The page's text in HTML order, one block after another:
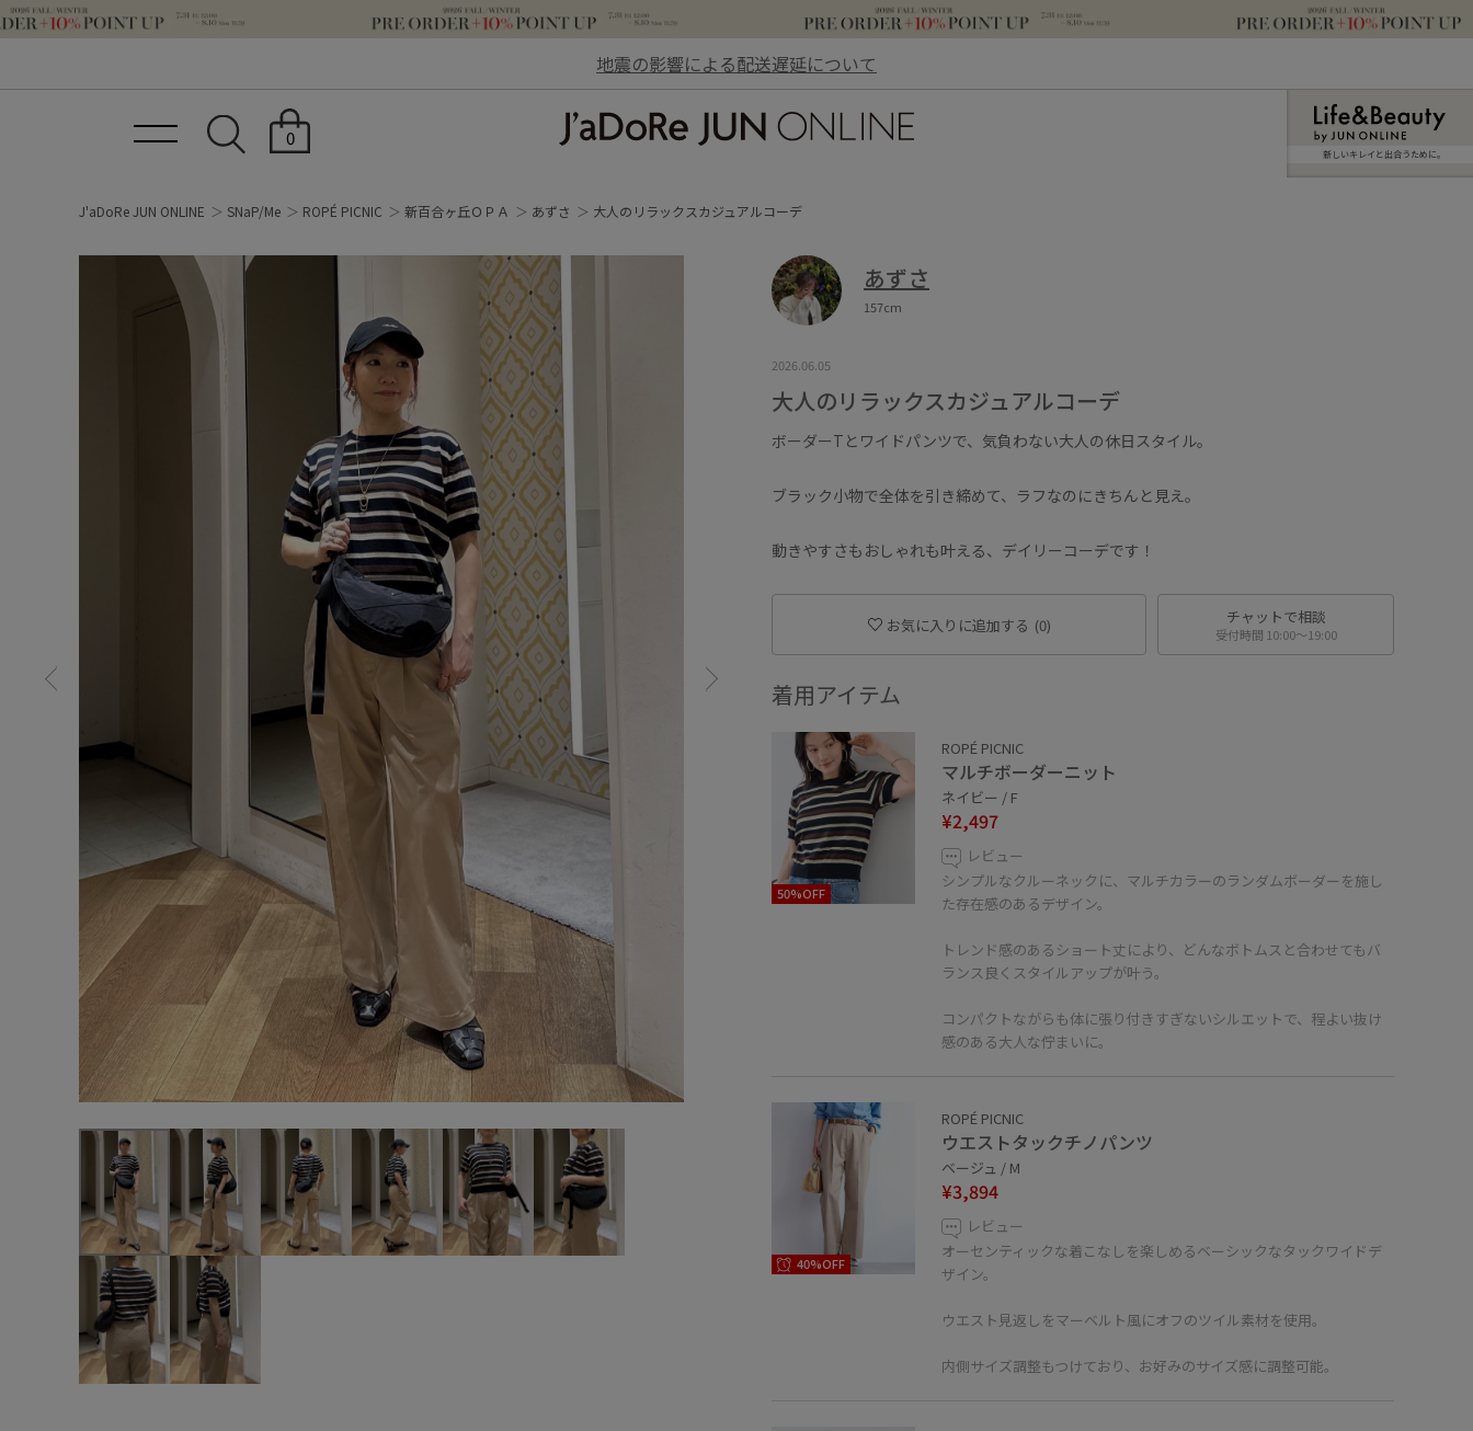
地震の影響による配送遅延について
0
新しいキレイと出合うために。
J'aDoRe JUN ONLINE SNaP/Me ROPÉ PICNIC 新百合ヶ丘ＯＰＡ あずさ 大人のリラックスカジュアルコーデ
あずさ
157cm
2026.06.05
大人のリラックスカジュアルコーデ
ボーダーTとワイドパンツで、気負わない大人の休日スタイル。
ブラック小物で全体を引き締めて、ラフなのにきちんと見え。
動きやすさもおしゃれも叶える、デイリーコーデです！
お気に入りに追加する (0) チャットで相談
受付時間 10:00〜19:00
着用アイテム
50%OFF
ROPÉ PICNIC
マルチボーダーニット
ネイビー / F
¥2,497
レビュー
シンプルなクルーネックに、マルチカラーのランダムボーダーを施し
た存在感のあるデザイン。
トレンド感のあるショート丈により、どんなボトムスと合わせてもバ
ランス良くスタイルアップが叶う。
コンパクトながらも体に張り付きすぎないシルエットで、程よい抜け
感のある大人な佇まいに。
40%OFF
ROPÉ PICNIC
ウエストタックチノパンツ
ベージュ / M
¥3,894
レビュー
オーセンティックな着こなしを楽しめるベーシックなタックワイドデ
ザイン。
ウエスト見返しをマーベルト風にオフのツイル素材を使用。
内側サイズ調整もつけており、お好みのサイズ感に調整可能。